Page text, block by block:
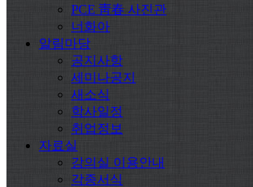
PCE 靑春 사진관
너화아
알림마당
공지사항
세미나공지
새소식
학사일정
취업정보
자료실
강의실 이용안내
각종서식